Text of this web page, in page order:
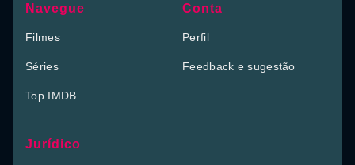
Navegue
Filmes
Séries
Top IMDB
Conta
Perfil
Feedback e sugestão
Jurídico